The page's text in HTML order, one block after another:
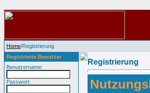
Home/Registrierung
Registrierte Benutzer
Benutzername:
Passwort:
Registrierung